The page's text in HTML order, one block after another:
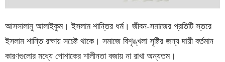
আসসালামু আলাইকুম। ইসলাম শান্তির ধর্ম। জীবন-সমাজের প্রতিটি স্তরে
ইসলাম শান্তি রক্ষায় সচেষ্ট থাকে। সমাজে বিশৃঙ্খলা সৃষ্টির জন্য দায়ী বর্তমান
কারণগুলোর মধ্যে পোশাকের শালীনতা বজায় না রাখা অন্যতম।